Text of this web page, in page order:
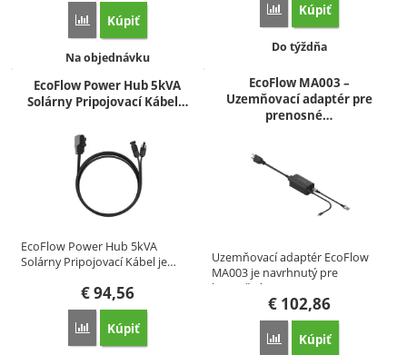
Porovnať
Kúpiť
Dostupnosť:
Na objednávku
Porovnať
Kúpiť
Dostupnosť:
Do týždňa
EcoFlow Power Hub 5kVA
Solárny Pripojovací Kábel…
EcoFlow Power Hub 5kVA
Solárny Pripojovací Kábel je…
€94,56
Porovnať
Kúpiť
EcoFlow MA003 –
Uzemňovací adaptér pre
prenosné…
Uzemňovací adaptér EcoFlow
MA003 je navrhnutý pre
bezpečné…
€102,86
Porovnať
Kúpiť